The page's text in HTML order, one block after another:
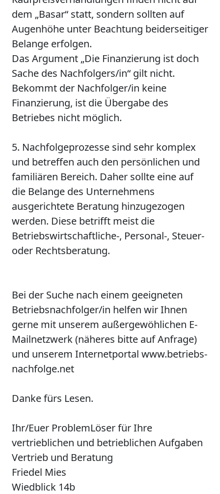
dem „Basar“ statt, sondern sollten auf
Augenhöhe unter Beachtung beiderseitiger
Belange erfolgen.
Das Argument „Die Finanzierung ist doch
Sache des Nachfolgers/in“ gilt nicht.
Bekommt der Nachfolger/in keine
Finanzierung, ist die Übergabe des
Betriebes nicht möglich.
5. Nachfolgeprozesse sind sehr komplex
und betreffen auch den persönlichen und
familiären Bereich. Daher sollte eine auf
die Belange des Unternehmens
ausgerichtete Beratung hinzugezogen
werden. Diese betrifft meist die
Betriebswirtschaftliche-, Personal-, Steuer-
oder Rechtsberatung.
Bei der Suche nach einem geeigneten
Betriebsnachfolger/in helfen wir Ihnen
gerne mit unserem außergewöhlichen E-
Mailnetzwerk (näheres bitte auf Anfrage)
und unserem Internetportal www.betriebs-
nachfolge.net
Danke fürs Lesen.
Ihr/Euer ProblemLöser für Ihre
vertrieblichen und betrieblichen Aufgaben
Vertrieb und Beratung
Friedel Mies
Wiedblick 14b